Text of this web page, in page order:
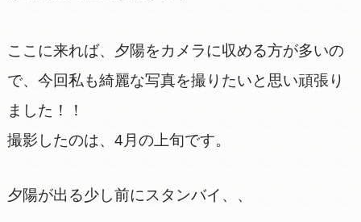
ここに来れば、夕陽をカメラに収める方が多いの
で、今回私も綺麗な写真を撮りたいと思い頑張り
ました！！
撮影したのは、4月の上旬です。
夕陽が出る少し前にスタンバイ、、